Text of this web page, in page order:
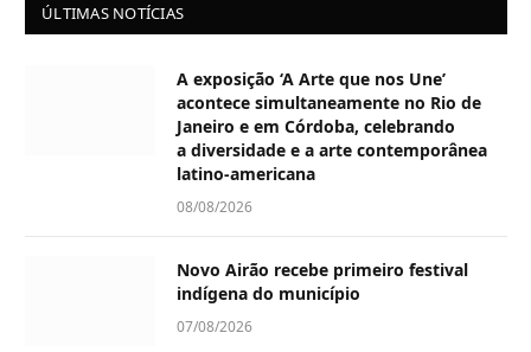
ÚLTIMAS NOTÍCIAS
A exposição ‘A Arte que nos Une’
acontece simultaneamente no Rio de
Janeiro e em Córdoba, celebrando
a diversidade e a arte contemporânea
latino-americana
08/08/2026
Novo Airão recebe primeiro festival
indígena do município
07/08/2026